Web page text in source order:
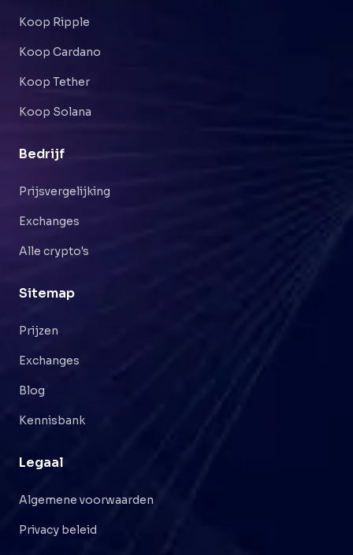
Koop Ripple
Koop Cardano
Koop Tether
Koop Solana
Bedrijf
Prijsvergelijking
Exchanges
Alle crypto's
Sitemap
Prijzen
Exchanges
Blog
Kennisbank
Legaal
Algemene voorwaarden
Privacy beleid